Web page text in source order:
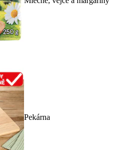
Pekárna